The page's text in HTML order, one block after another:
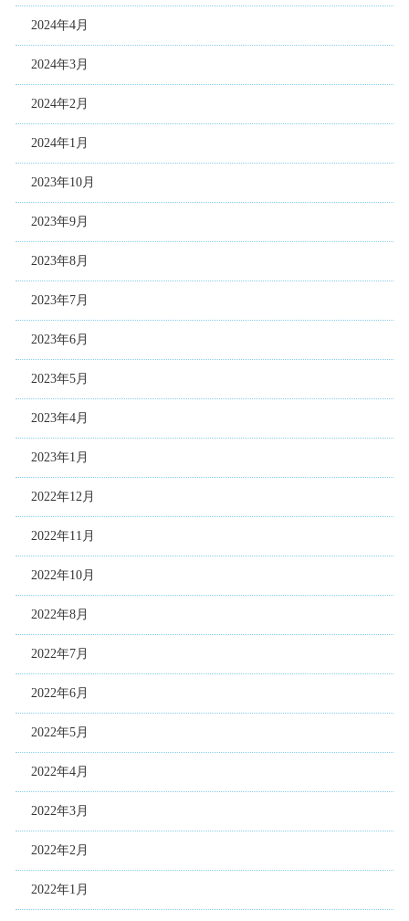
2024年4月
2024年3月
2024年2月
2024年1月
2023年10月
2023年9月
2023年8月
2023年7月
2023年6月
2023年5月
2023年4月
2023年1月
2022年12月
2022年11月
2022年10月
2022年8月
2022年7月
2022年6月
2022年5月
2022年4月
2022年3月
2022年2月
2022年1月